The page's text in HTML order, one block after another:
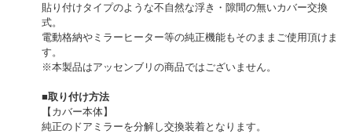
貼り付けタイプのような不自然な浮き・隙間の無いカバー交換
式。
電動格納やミラーヒーター等の純正機能もそのままご使用頂けま
す。
※本製品はアッセンブリの商品ではございません。
■取り付け方法
【カバー本体】
純正のドアミラーを分解し交換装着となります。